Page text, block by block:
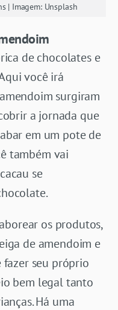
| Imagem: Unsplash
de chocolates e
você irá
surgiram
a jornada que
em um pote de
também vai
se
os produtos,
de amendoim e
seu próprio
bem legal tanto
Há uma